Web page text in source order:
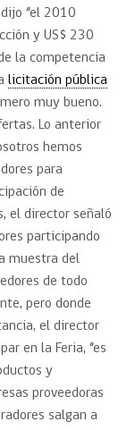
“el 2010
y US$ 230
la competencia
licitación pública
muy bueno.
Lo anterior
hemos
para
de
el director señaló
participando
muestra del
de todo
pero donde
el director
en la Feria, “es
y
proveedoras
salgan a